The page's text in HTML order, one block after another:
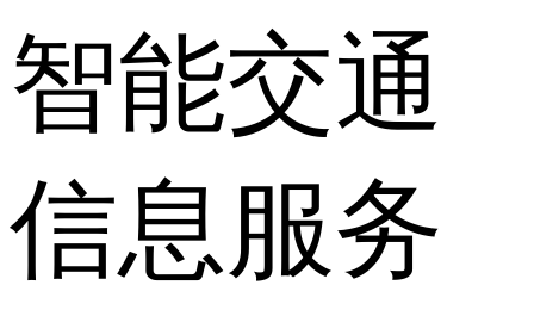
智能交通
信息服务